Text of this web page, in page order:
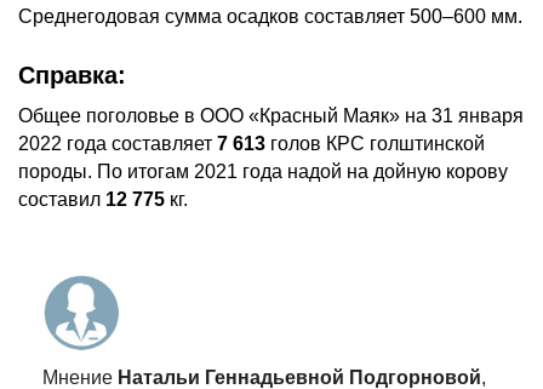
Среднегодовая сумма осадков составляет 500–600 мм.
Справка:
Общее поголовье в ООО «Красный Маяк» на 31 января
2022 года составляет 7 613 голов КРС голштинской
породы. По итогам 2021 года надой на дойную корову
составил 12 775 кг.
Мнение Натальи Геннадьевной Подгорновой,